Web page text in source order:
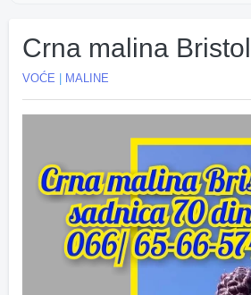
Crna malina Bristol
VOĆE MALINE